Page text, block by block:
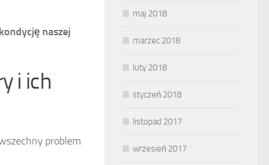
naszej
i ich
problem
maj 2018
marzec 2018
luty 2018
styczeń 2018
listopad 2017
wrzesień 2017